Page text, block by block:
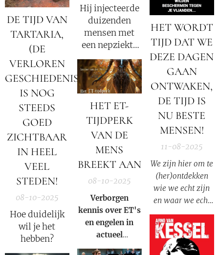
onttrokken.
Hij injecteerde
duizenden
mensen met
een nepziekte
– en de nazi's
hadden geen
idee dat ze
gezonde
mensen uit de
vernietigingskampen
in quarantaine
DE TIJD VAN
TARTARIA,
(DE
VERLOREN
GESCHIEDENIS),
IS NOG
STEEDS
GOED
ZICHTBAAR
IN HEEL
VEEL
STEDEN!
08-10-2025
Hoe duidelijk
wil je het
hebben?
HET ET-
TIJDPERK
VAN DE
MENS
BREEKT AAN
08-10-2025
Verborgen
kennis over ET's
en engelen in
actueel
perspectief
HET WORDT
TIJD DAT WE
DEZE DAGEN
GAAN
ONTWAKEN,
DE TIJD IS
NU BESTE
MENSEN!
11-08-2025
We zijn hier om te
(her)ontdekken
wie we echt zijn
en waar we echt
vandaan komen.
Om te
herontdekken hoe
krachtig we echt